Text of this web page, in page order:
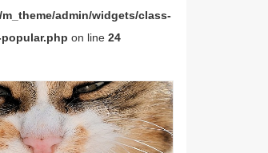
admin/widgets/class-
on line24